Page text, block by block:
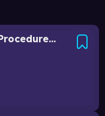
Miss Sophie - Same Procedure as Every Year